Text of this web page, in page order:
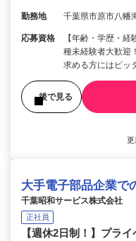
勤務地 千葉県市原市八幡
応募資格
【年齢・学歴・
種未経験者大歓迎
求める方にはピッ
後で見る
大手電子部品企業で
千葉昭和サービス株式会社
正社員
【週休2日制！】プラ